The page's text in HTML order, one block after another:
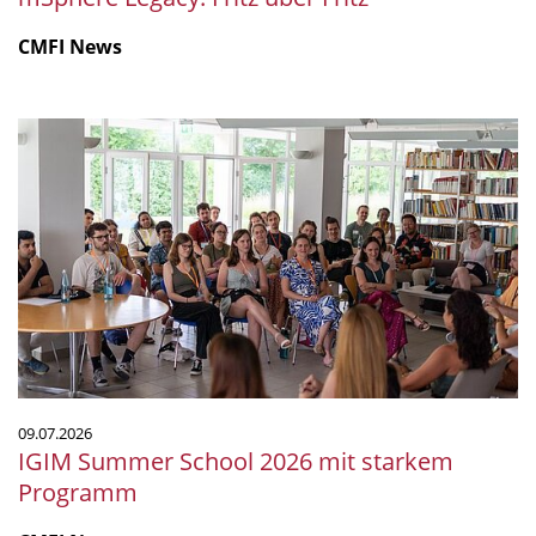
CMFI News
IGIM
Summer
mit
starkem
Programm
09.07.2026
IGIM Summer School 2026 mit starkem
Programm